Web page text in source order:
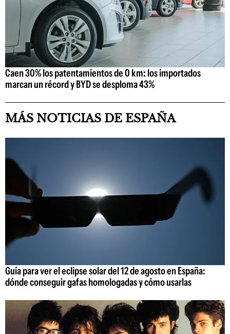
Caen 30% los patentamientos de 0 km: los importados
marcan un récord y BYD se desploma 43%
MÁS NOTICIAS DE ESPAÑA
Guía para ver el eclipse solar del 12 de agosto en España:
dónde conseguir gafas homologadas y cómo usarlas